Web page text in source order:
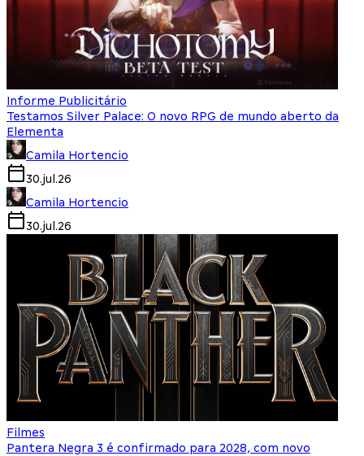
Informe Publicitário
Testamos Silver Palace: O novo RPG de mundo aberto da
Elementa
Camila Hortencio
30.jul.26
Camila Hortencio
30.jul.26
Filmes
Pantera Negra 3 é confirmado para 2028, com novo